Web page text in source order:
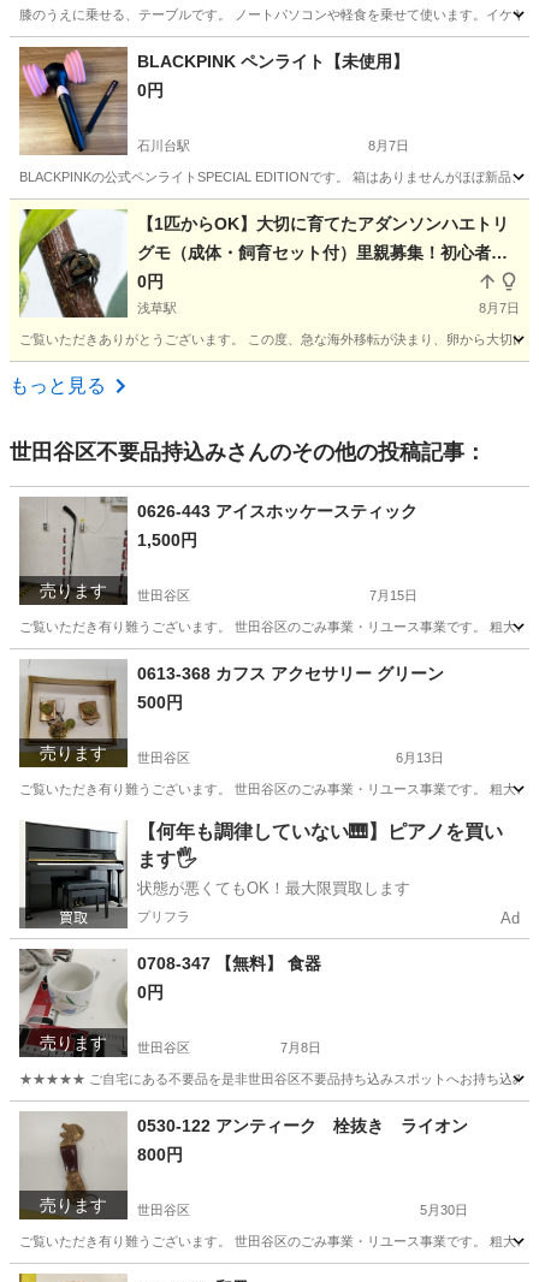
膝のうえに乗せる、テーブルです。 ノートパソコンや軽食を乗せて使います。イケ
東京 世田谷区 その他
BLACKPINK ペンライト【未使用】
0円
石川台駅 8月7日
BLACKPINKの公式ペンライトSPECIAL EDITIONです。 箱はありませんがほぼ新品
東京 大田区 石川台駅 その他 BLACKPINK
【1匹からOK】大切に育てたアダンソンハエトリ
グモ（成体・飼育セット付）里親募集！初心者歓
迎
0円
浅草駅 8月7日
ご覧いただきありがとうございます。 この度、急な海外移転が決まり、卵から大切
東京 台東区
もっと見る
世田谷区不要品持込みさんのその他の投稿記事：
売ります
0626-443 アイスホッケースティック
1,500円
世田谷区 7月15日
ご覧いただき有り難うございます。 世⽥⾕区のごみ事業・リユース事業です。 粗
東京 世田谷区
売ります
0613-368 カフス アクセサリー グリーン
500円
世田谷区 6月13日
ご覧いただき有り難うございます。 世⽥⾕区のごみ事業・リユース事業です。 粗
東京 世田谷区 アクセサリー リユース
【何年も調律していない🎹】ピアノを買い
ます🖐️
状態が悪くてもOK！最大限買取します
プリフラ Ad
売ります
0708-347 【無料】 食器
0円
世田谷区 7月8日
★★★★★ ご自宅にある不要品を是非世田谷区不要品持ち込みスポットへお持ち込みし
東京 世田谷区
売ります
0530-122 アンティーク 栓抜き ライオン
800円
世田谷区 5月30日
ご覧いただき有り難うございます。 世⽥⾕区のごみ事業・リユース事業です。 粗
東京 世田谷区 インテリア雑貨/小物